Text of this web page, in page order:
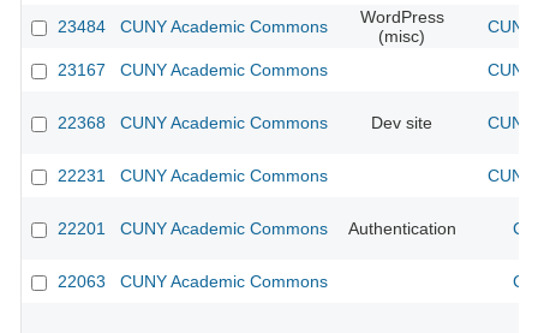
23484 CUNY Academic Commons
WordPress
(misc)
23167 CUNY Academic Commons
22368 CUNY Academic Commons Dev site
22231 CUNY Academic Commons
22201 CUNY Academic Commons Authentication
22063 CUNY Academic Commons